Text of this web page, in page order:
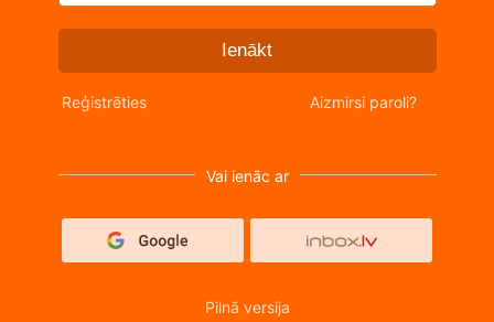
Ienākt
Reģistrēties Aizmirsi paroli?
Vai ienāc ar
Pilnā versija